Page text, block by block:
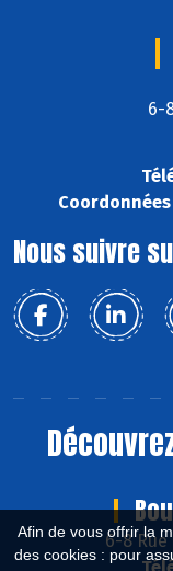
Afin de vous offrir la
des cookies : pour
6-
Coordonnées
Nous suivre
6-8